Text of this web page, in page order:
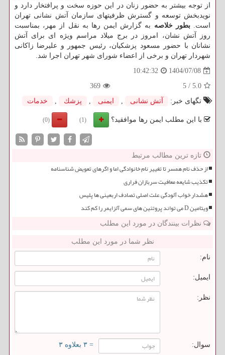
از توجه بیشتر به حضور زنان در این حوزه سخت و پرافتخار دارد و
نویدبخش توسعه و گسترش ظرفیتهای سازمان آتش نشانی تهران
است.بطور خلاصه به گزارش ایمن رها به نقل از مهر، بمناسبت
روز آتش نشان، امروز در برج میلاد مراسم ویژه ای برای آتش
نشانان با حضور مسعود پزشکیان، رئیس جمهور و علیرضا زاکانی
شهردار تهران و برخی از اعضاء شورای شهر تهران اجرا شد.
1404/07/08
10:42:32
5.0
/
5
369
تگهای خبر:
آتش نشانی , ایمنی , پزشك , خدمات
با این مطلب ایمن رها موافقید؟ (1)
(0)
تازه ترین مطالب مرتبط
از حذف نام همسر تا تغییر نام خانوادگی اما و اگرهای تعویض شناسنامه
تکذیب شایعه معافیت سربازان فراری
هشدار خواب آلودگی علت اصلی تصادف اربعینی ها پلیس
ویتامین D می تواند پروتئین های سمی آلزایمر را کم کند
نظرات بینندگان در مورد این مطلب
نظر شما در مورد این مطلب
نام:
ایمیل:
نظر:
سوال: = ۳ بعلاوه ۳